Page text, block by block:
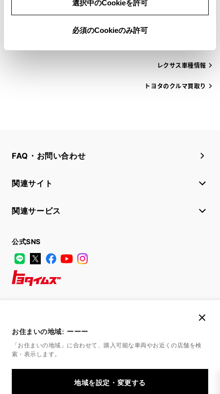
選択中のCookieを許可
必須のCookieのみ許可
お住まいの地域: ーーー
「お住まいの地域」に合わせて、購入可能な車両やお近くの店舗を検
索・表示します。
メーカーから探す
レクサス車種情報
トヨタのクルマ買取り
FAQ・お問い合わせ
関連サイト
関連サービス
公式SNS
LINE
X FacebookYouTube
登録はこちら
TOYOTAアカウント利用規約反社会的勢力に対する基本方針企業情報